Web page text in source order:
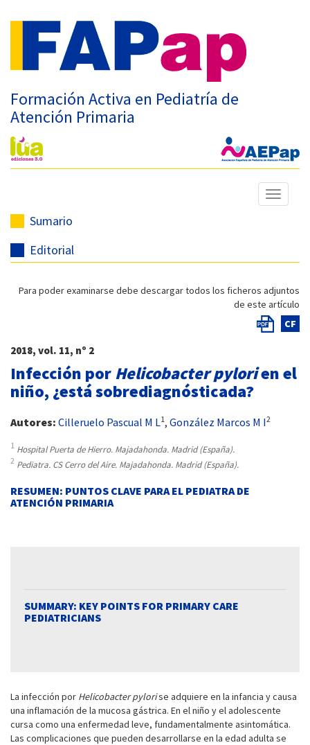
Formación Activa en Pediatría de
Atención Primaria
Mostrar
menú
Sumario
Editorial
Para poder examinarse debe descargar todos los ficheros adjuntos
de este artículo
CF
2018, vol. 11, nº 2
Infección porHelicobacter pylorien el
niño, ¿está sobrediagnósticada?
Autores: Cilleruelo Pascual M L1, González Marcos M I2
1 Hospital Puerta de Hierro. Majadahonda. Madrid (España).
2 Pediatra. CS Cerro del Aire. Majadahonda. Madrid (España).
RESUMEN: PUNTOS CLAVE PARA EL PEDIATRA DE
ATENCIÓN PRIMARIA
SUMMARY: KEY POINTS FOR PRIMARY CARE
PEDIATRICIANS
La infección por Helicobacter pylorise adquiere en la infancia y causa
una inflamación de la mucosa gástrica. En el niño y el adolescente
cursa como una enfermedad leve, fundamentalmente asintomática.
Las complicaciones que pueden desarrollarse en la edad adulta se